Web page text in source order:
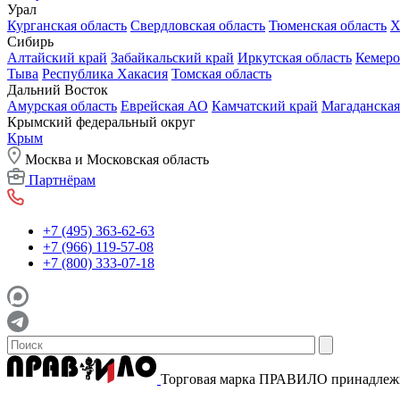
Урал
Курганская область Свердловская область Тюменская область
Сибирь
Алтайский край Забайкальский край Иркутская область
Тыва Республика Хакасия Томская область
Дальний Восток
Амурская область Еврейская АО Камчатский край
Крымский федеральный округ
Крым
Москва и Московская область
Партнёрам
+7 (495) 363-62-63
+7 (966) 119-57-08
+7 (800) 333-07-18
Торговая марка ПРАВИЛО